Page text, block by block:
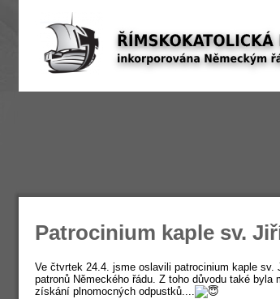
Patrocinium kaple sv.
Ve čtvrtek 24.4. jsme oslavili patrocinium kaple
patronů Německého řádu. Z toho důvodu také byla
získání plnomocných odpustků....